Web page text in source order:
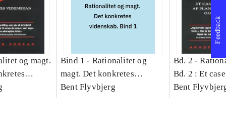
og magt.
Bind 1 - Rationalitet og
magt. Det konkretes
videnskab. Bind 1
Bent Flyvbjerg
Bd. 2 -
Bd. 2 : Et
studie af
Bent
Feedback